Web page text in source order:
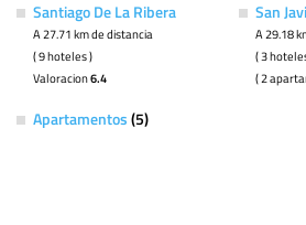
Santiago De La Ribera
A 27.71 km de distancia
( 9 hoteles )
Valoracion6.4
San
A 29.18
( 3
( 2
Apartamentos (5)